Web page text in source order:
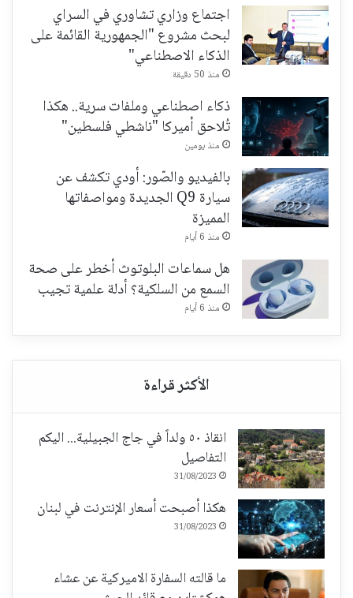
اجتماع وزاري تشاوري في السراي
لبحث مشروع "الجمهورية القائمة على
الذكاء الاصطناعي"
منذ 50 دقيقة
ذكاء اصطناعي وملفات سرية.. هكذا
تُلاحق أميركا "ناشطي فلسطين"
منذ يومين
بالفيديو والصّور: أودي تكشف عن
سيارة Q9 الجديدة ومواصفاتها
المميزة
منذ 6 أيام
هل سماعات البلوتوث أخطر على صحة
السمع من السلكية؟ أدلة علمية تجيب
منذ 6 أيام
انقاذ ٥٠ ولداً في جاج الجبيلية... اليكم
التفاصيل
31/08/2023
هكذا أصبحت أسعار الإنترنت في لبنان
31/08/2023
ما قالته السفارة الاميركية عن عشاء